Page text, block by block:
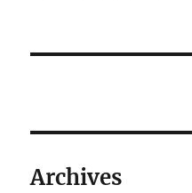
Archives